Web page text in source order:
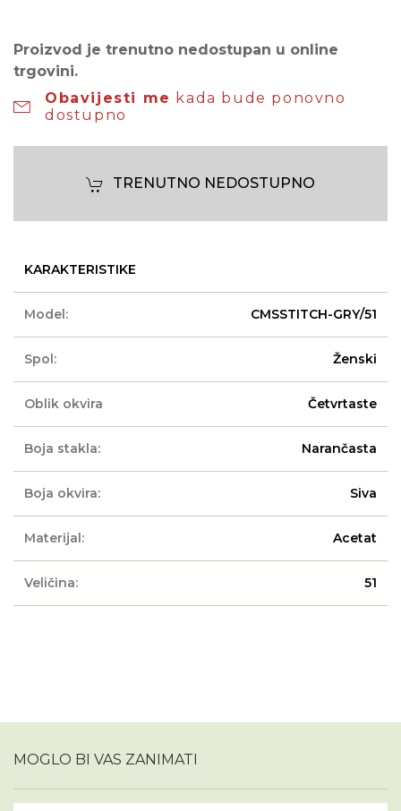
Proizvod je trenutno nedostupan u online
trgovini.
Obavijesti me kada bude ponovno
dostupno
TRENUTNO NEDOSTUPNO
KARAKTERISTIKE
Model: CMSSTITCH-GRY/51
Spol: Ženski
Oblik okvira Četvrtaste
Boja stakla: Narančasta
Boja okvira: Siva
Materijal: Acetat
Veličina: 51
MOGLO BI VAS ZANIMATI